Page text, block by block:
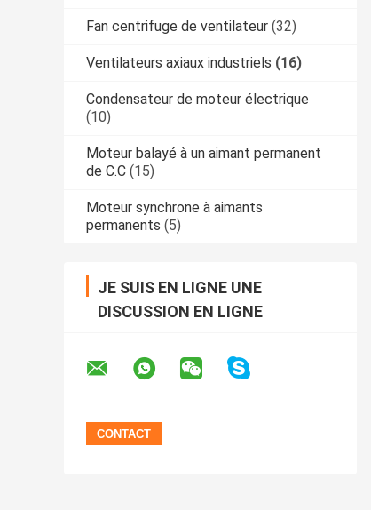
Fan centrifuge de ventilateur (32)
Ventilateurs axiaux industriels (16)
Condensateur de moteur électrique
(10)
Moteur balayé à un aimant permanent
de C.C (15)
Moteur synchrone à aimants
permanents (5)
JE SUIS EN LIGNE UNE
DISCUSSION EN LIGNE